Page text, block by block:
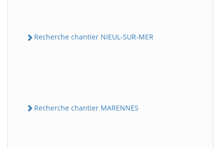
Recherche chantier NIEUL-SUR-MER
Recherche chantier MARENNES